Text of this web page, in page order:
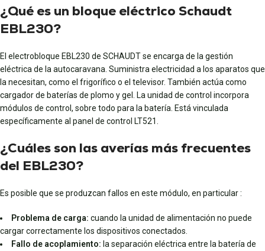
¿Qué es un bloque eléctrico Schaudt
EBL230?
El electrobloque EBL230 de SCHAUDT se encarga de la gestión
eléctrica de la autocaravana. Suministra electricidad a los aparatos que
la necesitan, como el frigorífico o el televisor. También actúa como
cargador de baterías de plomo y gel. La unidad de control incorpora
módulos de control, sobre todo para la batería. Está vinculada
específicamente al panel de control LT521.
¿Cuáles son las averías más frecuentes
del EBL230?
Es posible que se produzcan fallos en este módulo, en particular :
Problema de carga: cuando la unidad de alimentación no puede
cargar correctamente los dispositivos conectados.
Fallo de acoplamiento: la separación eléctrica entre la batería de